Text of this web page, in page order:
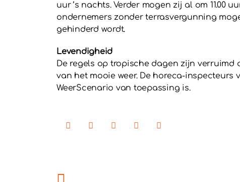
uur ’s nachts. Verder mogen zij al om
ondernemers zonder terrasvergunning
gehinderd wordt.
Levendigheid
De regels op tropische dagen zijn
van het mooie weer. De horeca-
WeerScenario van toepassing is.